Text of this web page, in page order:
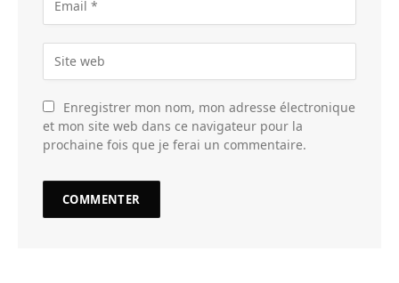
Enregistrer mon nom, mon adresse électronique
et mon site web dans ce navigateur pour la
prochaine fois que je ferai un commentaire.